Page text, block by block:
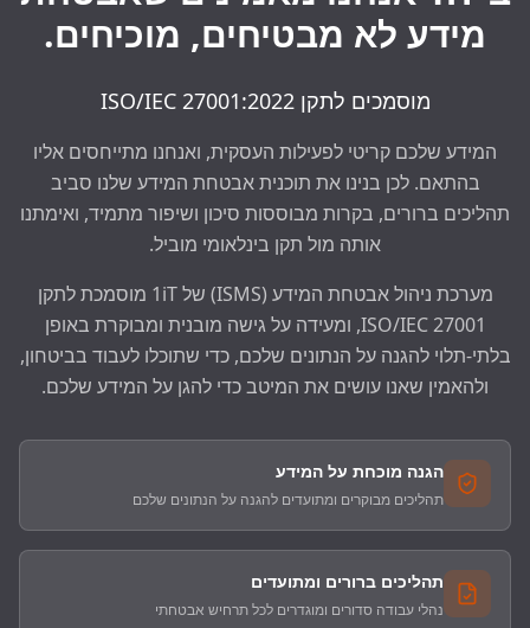
מידע לא מבטיחים, מוכיחים.
מוסמכים לתקן ISO/IEC 27001:2022
המידע שלכם קריטי לפעילות העסקית, ואנחנו מתייחסים אליו
בהתאם. לכן בנינו את תוכנית אבטחת המידע שלנו סביב
תהליכים ברורים, בקרות מבוססות סיכון ושיפור מתמיד, ואימתנו
אותה מול תקן בינלאומי מוביל.
מערכת ניהול אבטחת המידע (ISMS) של 1iT מוסמכת לתקן
ISO/IEC 27001, ומעידה על גישה מובנית ומבוקרת באופן
בלתי-תלוי להגנה על הנתונים שלכם, כדי שתוכלו לעבוד בביטחון,
ולהאמין שאנו עושים את המיטב כדי להגן על המידע שלכם.
הגנה מוכחת על המידע
תהליכים מבוקרים ומתועדים להגנה על הנתונים שלכם
תהליכים ברורים ומתועדים
נהלי עבודה סדורים ומוגדרים לכל תרחיש אבטחתי